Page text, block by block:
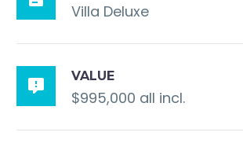
Villa Deluxe

VALUE
$995,000 all incl.